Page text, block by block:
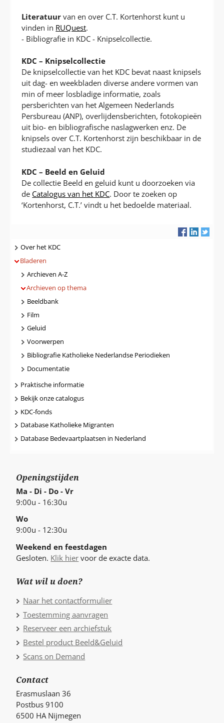
Literatuur van en over C.T. Kortenhorst kunt u
vinden in RUQuest.
- Bibliografie in KDC - Knipselcollectie.
KDC – Knipselcollectie
De knipselcollectie van het KDC bevat naast knipsels
uit dag- en weekbladen diverse andere vormen van
min of meer losbladige informatie, zoals
persberichten van het Algemeen Nederlands
Persbureau (ANP), overlijdensberichten, fotokopieën
uit bio- en bibliografische naslagwerken enz. De
knipsels over C.T. Kortenhorst zijn beschikbaar in de
studiezaal van het KDC.
KDC – Beeld en Geluid
De collectie Beeld en geluid kunt u doorzoeken via
de Catalogus van het KDC. Door te zoeken op
‘Kortenhorst, C.T.’ vindt u het bedoelde materiaal.
Navigatie
Over het KDC
Bladeren
Archieven A-Z
Archieven op thema
Beeldbank
Film
Geluid
Voorwerpen
Bibliografie Katholieke Nederlandse Periodieken
Documentatie
Praktische informatie
Bekijk onze catalogus
KDC-fonds
Database Katholieke Migranten
Database Bedevaartplaatsen in Nederland
Openingstijden
Ma - Di - Do - Vr
9:00u - 16:30u
Wo
9:00u - 12:30u
Weekend en feestdagen
Gesloten. Klik hier voor de exacte data.
Wat wil u doen?
Naar het contactformulier
Toestemming aanvragen
Reserveer een archiefstuk
Bestel product Beeld&Geluid
Scans on Demand
Contact
Erasmuslaan 36
Postbus 9100
6500 HA Nijmegen